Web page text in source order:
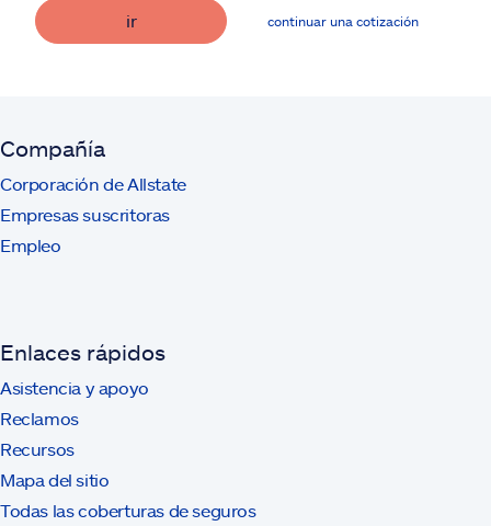
ir continuar una cotización
Compañía
Corporación de Allstate
Empresas suscritoras
Empleo
Enlaces rápidos
Asistencia y apoyo
Reclamos
Recursos
Mapa del sitio
Todas las coberturas de seguros